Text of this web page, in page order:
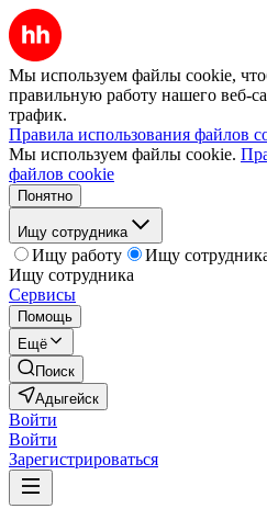
Мы используем файлы cookie,
правильную работу нашего веб-
трафик.
Правила использования файлов
Мы используем файлы cookie.
файлов cookie
Понятно
Ищу сотрудника
Ищу работу
Ищу
Ищу сотрудника
Сервисы
Помощь
Ещё
Поиск
Адыгейск
Войти
Войти
Зарегистрироваться